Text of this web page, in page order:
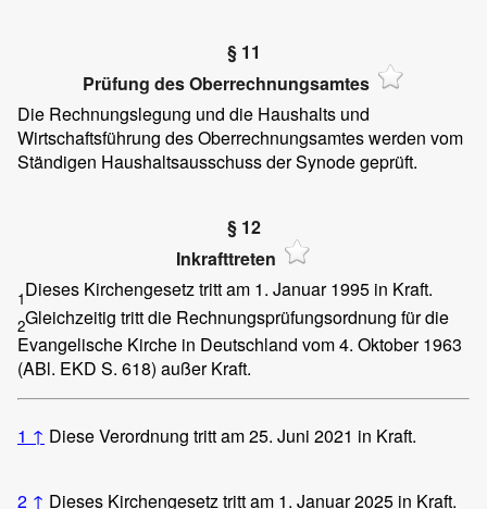
§ 11
Prüfung des Oberrechnungsamtes
Die Rechnungslegung und die Haushalts und
Wirtschaftsführung des Oberrechnungsamtes werden vom
Ständigen Haushaltsausschuss der Synode geprüft.
§ 12
Inkrafttreten
1Dieses Kirchengesetz tritt am 1. Januar 1995 in Kraft.
2Gleichzeitig tritt die Rechnungsprüfungsordnung für die
Evangelische Kirche in Deutschland vom 4. Oktober 1963
(ABl. EKD S. 618) außer Kraft.
1 ↑ Diese Verordnung tritt am 25. Juni 2021 in Kraft.
2 ↑ Dieses Kirchengesetz tritt am 1. Januar 2025 in Kraft.